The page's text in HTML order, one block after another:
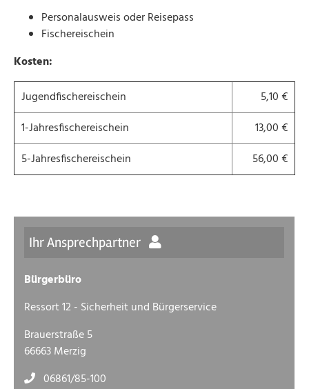
Personalausweis oder Reisepass
Fischereischein
Kosten:
Jugendfischereischein
5,10 €
1-Jahresfischereischein
13,00 €
5-Jahresfischereischein
56,00 €
Ihr Ansprechpartner
Bürgerbüro
Ressort 12 - Sicherheit und Bürgerservice
Brauerstraße 5
66663 Merzig
06861/85-100